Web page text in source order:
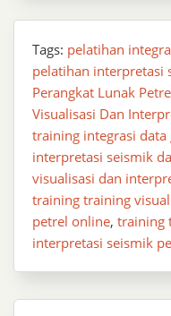
Tags: pelatihan
pelatihan interpretasi
Perangkat Lunak
Visualisasi Dan
training integrasi data
interpretasi seismik
visualisasi dan
training training
petrel online, training
interpretasi seismik